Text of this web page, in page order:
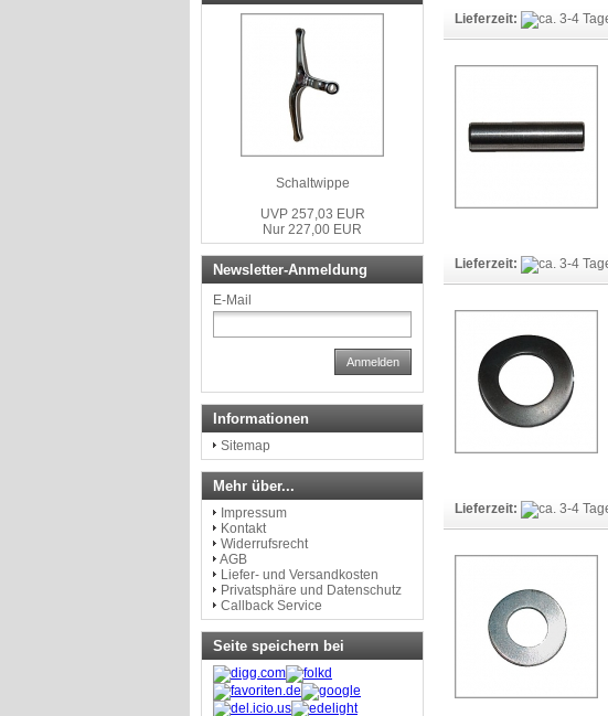
Lieferzeit:
Lieferzeit:
Lieferzeit:
Schaltwippe
UVP 257,03 EUR
Nur 227,00 EUR
Newsletter-Anmeldung
E-Mail
Anmelden
Informationen
Sitemap
Mehr über...
Impressum
Kontakt
Widerrufsrecht
AGB
Liefer- und Versandkosten
Privatsphäre und Datenschutz
Callback Service
Seite speichern bei